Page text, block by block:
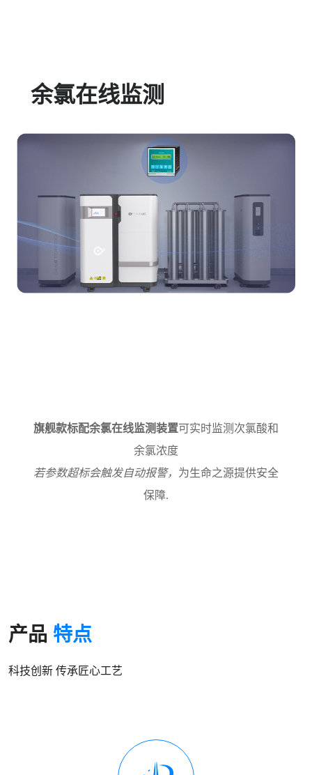
余氯在线监测
旗舰款标配余氯在线监测装置可实时监测次氯酸和
余氯浓度
若参数超标会触发自动报警， 为生命之源提供安全
保障.
产品 特点
科技创新 传承匠心工艺